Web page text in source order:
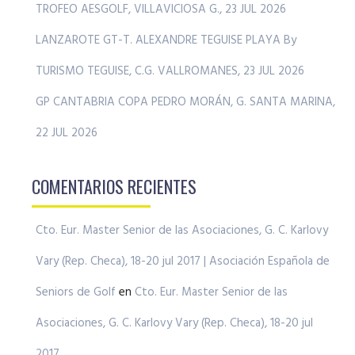
TROFEO AESGOLF, VILLAVICIOSA G., 23 JUL 2026
LANZAROTE GT-T. ALEXANDRE TEGUISE PLAYA By
TURISMO TEGUISE, C.G. VALLROMANES, 23 JUL 2026
GP CANTABRIA COPA PEDRO MORÁN, G. SANTA MARINA,
22 JUL 2026
COMENTARIOS RECIENTES
Cto. Eur. Master Senior de las Asociaciones, G. C. Karlovy
Vary (Rep. Checa), 18-20 jul 2017 | Asociación Española de
Seniors de Golf en Cto. Eur. Master Senior de las
Asociaciones, G. C. Karlovy Vary (Rep. Checa), 18-20 jul